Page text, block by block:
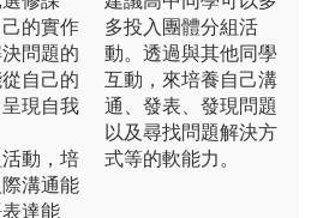
的實作
問題的
自己的
現自我
動，培
溝通能
達能
多投入團體分組活
動。透過與其他同學
互動，來培養自己溝
通、發表、發現問題
以及尋找問題解決方
式等的軟能力。